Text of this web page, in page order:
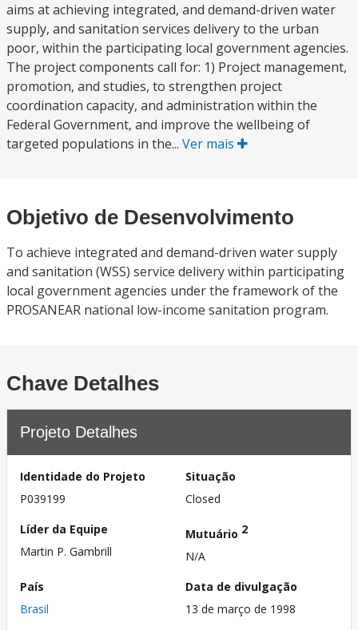
aims at achieving integrated, and demand-driven water
supply, and sanitation services delivery to the urban
poor, within the participating local government agencies.
The project components call for: 1) Project management,
promotion, and studies, to strengthen project
coordination capacity, and administration within the
Federal Government, and improve the wellbeing of
targeted populations in the... Ver mais
Objetivo de Desenvolvimento
To achieve integrated and demand-driven water supply
and sanitation (WSS) service delivery within participating
local government agencies under the framework of the
PROSANEAR national low-income sanitation program.
Chave Detalhes
Projeto Detalhes
Identidade do Projeto
P039199
Situação
Closed
Líder da Equipe
Martin P. Gambrill
Mutuário 2
N/A
País
Brasil
Data de divulgação
13 de março de 1998